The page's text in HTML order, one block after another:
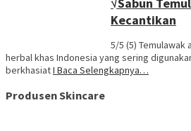
√Sabun
Kecantikan
5/5 (5) Temulawak
herbal khas Indonesia yang sering
berkhasiatI Baca Selengkapnya…
Produsen Skincare